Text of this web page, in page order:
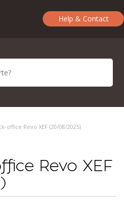
Help & Contact
office Revo XEF (20/08/2025)
Revo XEF